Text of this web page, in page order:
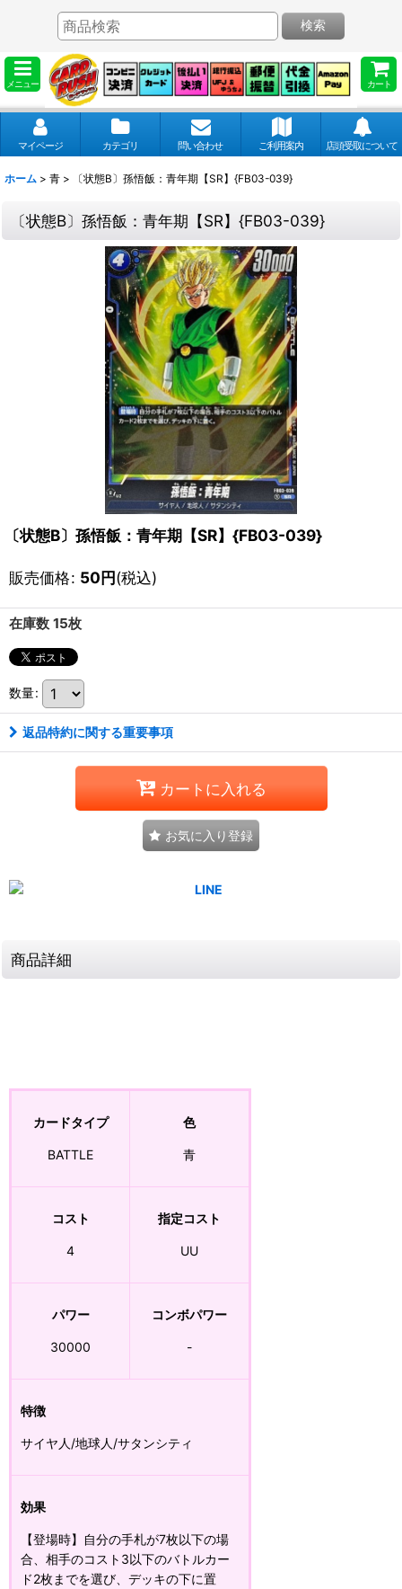
メニュー カート
検索
マイページ カテゴリ 問い合わせ ご利用案内 店頭受取について
ホーム > 青 > 〔状態B〕孫悟飯：青年期【SR】{FB03-039}
〔状態B〕孫悟飯：青年期【SR】{FB03-039}
〔状態B〕孫悟飯：青年期【SR】{FB03-039}
販売価格: 50円(税込)
在庫数 15枚
数量:
返品特約に関する重要事項
カートに入れる
お気に入り登録
商品詳細
カードタイプ
BATTLE
色
青
コスト
4
指定コスト
UU
パワー
30000
コンボパワー
-
特徴
サイヤ人/地球人/サタンシティ
効果
【登場時】自分の手札が7枚以下の場
合、相手のコスト3以下のバトルカー
ド2枚までを選び、デッキの下に置